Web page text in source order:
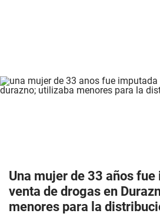
Una mujer de 33 años
venta de drogas en
menores para la